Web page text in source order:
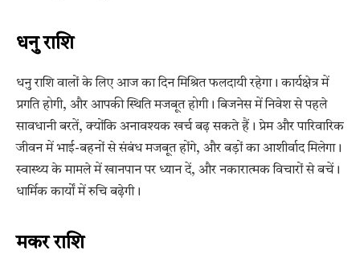
धनु राशि
धनु राशि वालों के लिए आज का दिन मिश्रित फलदायी रहेगा। कार्यक्षेत्र में
प्रगति होगी, और आपकी स्थिति मजबूत होगी। बिजनेस में निवेश से पहले
सावधानी बरतें, क्योंकि अनावश्यक खर्च बढ़ सकते हैं। प्रेम और पारिवारिक
जीवन में भाई-बहनों से संबंध मजबूत होंगे, और बड़ों का आशीर्वाद मिलेगा।
स्वास्थ्य के मामले में खानपान पर ध्यान दें, और नकारात्मक विचारों से बचें।
धार्मिक कार्यों में रुचि बढ़ेगी।
मकर राशि